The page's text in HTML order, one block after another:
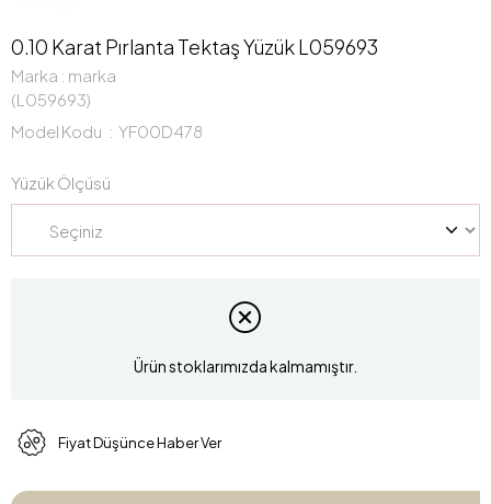
0.10 Karat Pırlanta Tektaş Yüzük L059693
Marka : marka
(L059693)
Model Kodu
YF00D478
Yüzük Ölçüsü
Ürün stoklarımızda kalmamıştır.
Fiyat Düşünce Haber Ver